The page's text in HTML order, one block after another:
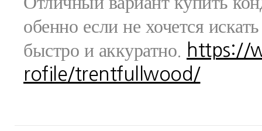
обенно если не хочется
быстро и аккуратно.
https://
rofile/trentfullwood/